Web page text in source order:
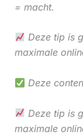
= macht.
Deze tip is
maximale
Deze
Deze tip is
maximale